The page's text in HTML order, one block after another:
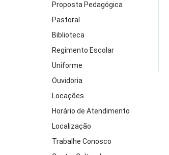
Proposta Pedagógica
Pastoral
Biblioteca
Regimento Escolar
Uniforme
Ouvidoria
Locações
Horário de Atendimento
Localização
Trabalhe Conosco